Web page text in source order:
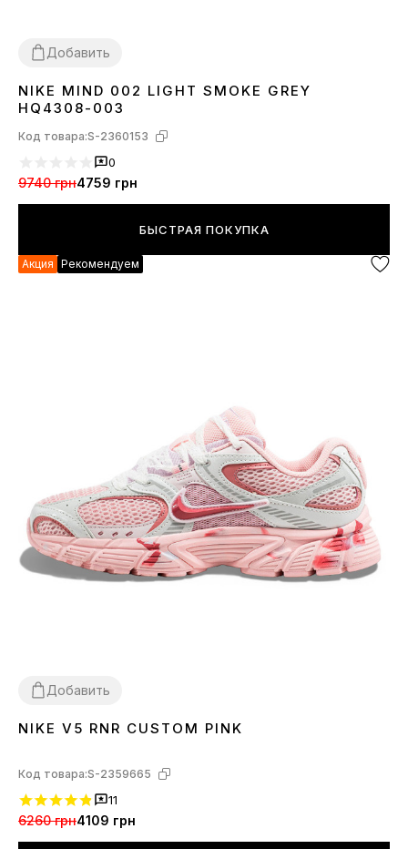
Добавить
3637 38 39 40 41 42434445
NIKE MIND 002 LIGHT SMOKE GREY
HQ4308-003
Код товара:S-2360153
0
9740 грн4759 грн
БЫСТРАЯ ПОКУПКА
Акция Рекомендуем
Добавить
3637 383940 41
NIKE V5 RNR CUSTOM PINK
Код товара:S-2359665
11
6260 грн4109 грн